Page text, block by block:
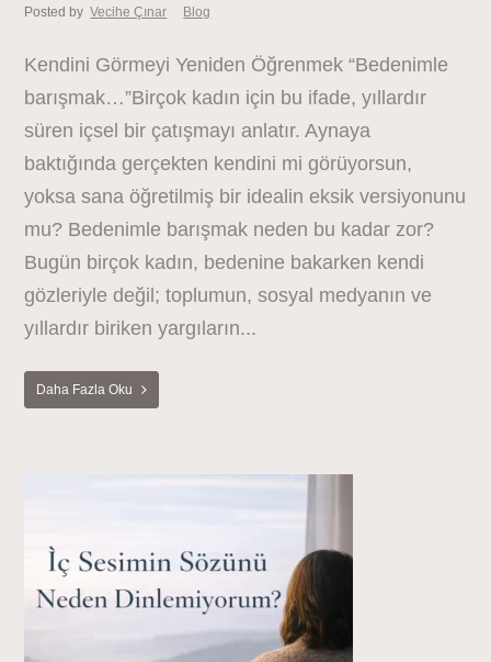
Posted by Vecihe Çınar Blog
Kendini Görmeyi Yeniden Öğrenmek “Bedenimle
barışmak…”Birçok kadın için bu ifade, yıllardır
süren içsel bir çatışmayı anlatır. Aynaya
baktığında gerçekten kendini mi görüyorsun,
yoksa sana öğretilmiş bir idealin eksik versiyonunu
mu? Bedenimle barışmak neden bu kadar zor?
Bugün birçok kadın, bedenine bakarken kendi
gözleriyle değil; toplumun, sosyal medyanın ve
yıllardır biriken yargıların...
Daha Fazla Oku